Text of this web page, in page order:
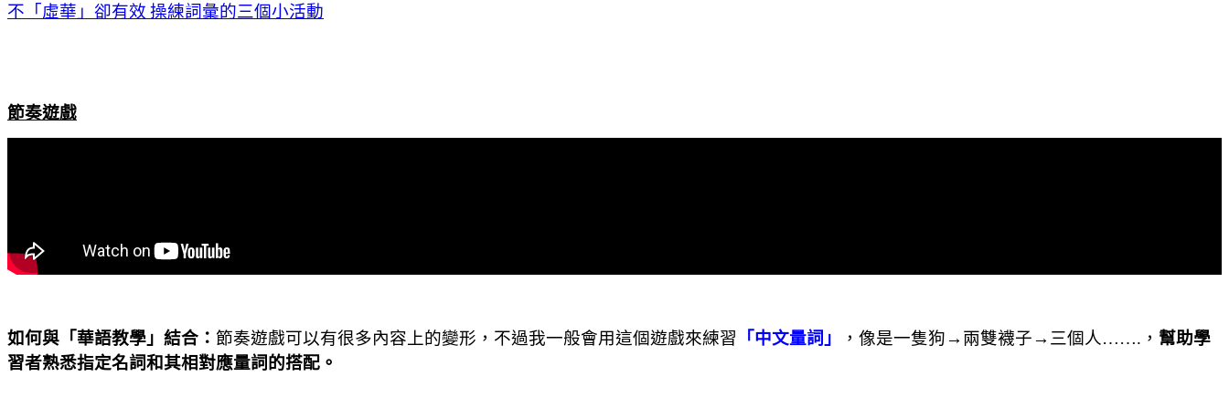
不「虛華」卻有效 操練詞彙的三個小活動
節奏遊戲
如何與「華語教學」結合： 節奏遊戲可以有很多內容上的變形 ， 不過我一般會用這個遊戲來練習 「中文量詞」 ，像是一隻狗→ 兩雙襪子→ 三個人……. ， 幫助學
習者熟悉指定名詞和其相對應量詞的搭配。